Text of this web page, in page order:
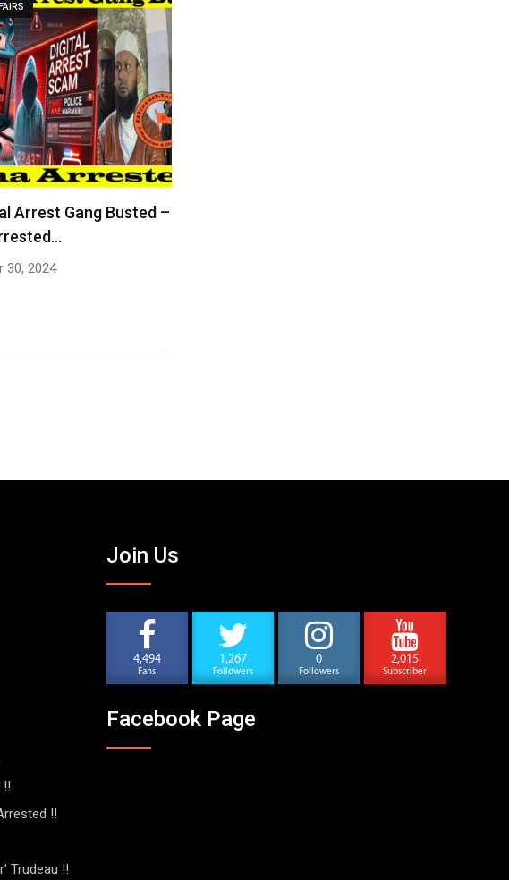
Arrest Gang Busted –
30, 2024
!!
!!
Trudeau !!
Join Us
4,494
Fans
1,267
Followers
0
Followers
2,015
Subscriber
Facebook Page